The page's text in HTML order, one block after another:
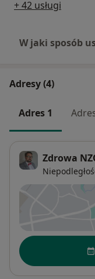
+ 42 usługi
W jaki sposób
Adresy (4)
Adres 1
Zdrowa
Dostępność